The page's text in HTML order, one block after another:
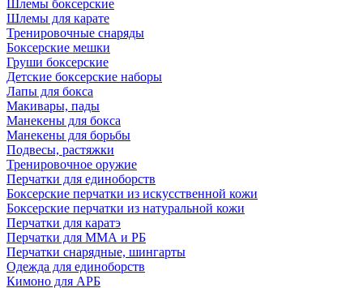
Шлемы боксерские
Шлемы для карате
Тренировочные снаряды
Боксерские мешки
Груши боксерские
Детские боксерские наборы
Лапы для бокса
Макивары, пады
Манекены для бокса
Манекены для борьбы
Подвесы, растяжки
Тренировочное оружие
Перчатки для единоборств
Боксерские перчатки из искусственной кожи
Боксерские перчатки из натуральной кожи
Перчатки для каратэ
Перчатки для ММА и РБ
Перчатки снарядные, шингарты
Одежда для единоборств
Кимоно для АРБ